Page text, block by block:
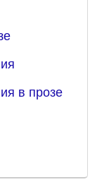
в прозе